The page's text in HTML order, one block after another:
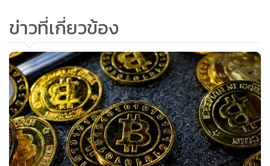
ผลลัพธ์ที่ผิดคาดจากการอนุมัติของ SEC ส่วนใหญ่เกิดจากการที่
เม็ดเงินจำนวนมากไหลออกจาก Grayscale Bitcoin Trust ที่ได้
รับอนุมัติให้แปลงเป็นกองทุน Spot Bitcoin ETF ฉุดราคาบิต
คอยน์ร่วงลง 15% จากราคาเมื่อวันที่ 11 ม.ค.
อย่างไรก็ตาม ตอนนี้กระแสการไหลออกเริ่มเบาลง โดยในช่วง 2-
3 สัปดาห์แรกของการเทรดกองทุน ETF ของ Grayscale มีเม็ด
เงินไหลออกเฉลี่ยวันละ 500 ล้านดอลลาร์ แต่นับจากวันที่ 26
ม.ค. ตัวเลขดังกล่าวลดลงสม่ำเสมอ จากข้อมูลของบลูมเบิร์ก เมื่อ
ข่าวที่เกี่ยวข้อง